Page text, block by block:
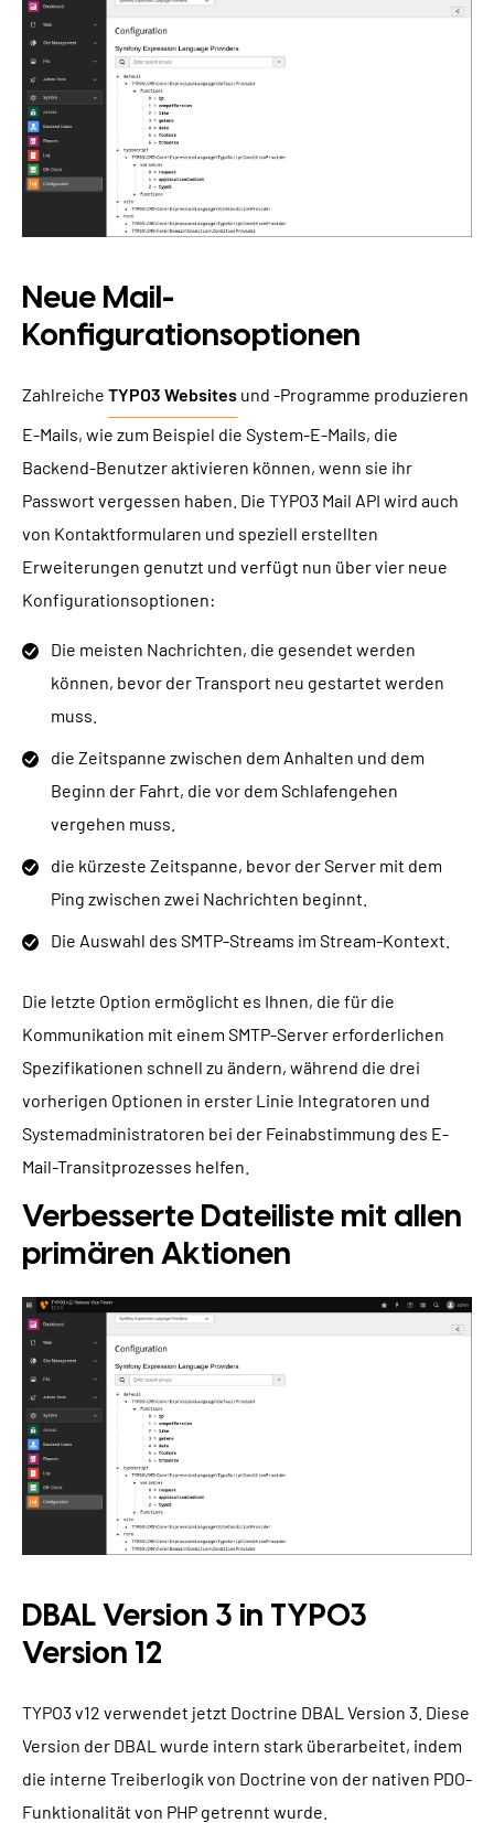
Neue Mail-
Konfigurationsoptionen
Zahlreiche TYPO3 Websites und -Programme produzieren
E-Mails, wie zum Beispiel die System-E-Mails, die
Backend-Benutzer aktivieren können, wenn sie ihr
Passwort vergessen haben. Die TYPO3 Mail API wird auch
von Kontaktformularen und speziell erstellten
Erweiterungen genutzt und verfügt nun über vier neue
Konfigurationsoptionen:
Die meisten Nachrichten, die gesendet werden
können, bevor der Transport neu gestartet werden
muss.
die Zeitspanne zwischen dem Anhalten und dem
Beginn der Fahrt, die vor dem Schlafengehen
vergehen muss.
die kürzeste Zeitspanne, bevor der Server mit dem
Ping zwischen zwei Nachrichten beginnt.
Die Auswahl des SMTP-Streams im Stream-Kontext.
Die letzte Option ermöglicht es Ihnen, die für die
Kommunikation mit einem SMTP-Server erforderlichen
Spezifikationen schnell zu ändern, während die drei
vorherigen Optionen in erster Linie Integratoren und
Systemadministratoren bei der Feinabstimmung des E-
Mail-Transitprozesses helfen.
Verbesserte Dateiliste mit allen
primären Aktionen
DBAL Version 3 in TYPO3
Version 12
TYPO3 v12 verwendet jetzt Doctrine DBAL Version 3. Diese
Version der DBAL wurde intern stark überarbeitet, indem
die interne Treiberlogik von Doctrine von der nativen PDO-
Funktionalität von PHP getrennt wurde.